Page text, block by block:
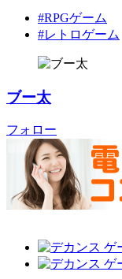
#RPGゲーム
#レトロゲーム
ブー太
フォロー